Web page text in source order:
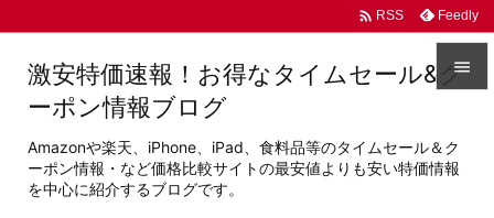


 RSS Feedly
激安特価速報！お得なタイムセール&ク
ーポン情報ブログ
Amazonや楽天、iPhone、iPad、食料品等のタイムセール＆ク
ーポン情報・など価格比較サイトの最安値よりも安い特価情報
を中心に紹介するブログです。